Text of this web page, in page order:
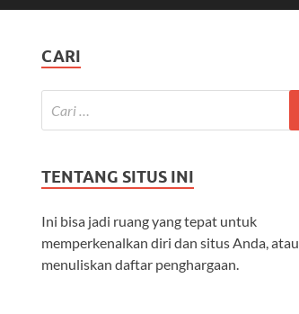
CARI
TENTANG SITUS INI
Ini bisa jadi ruang yang tepat untuk
memperkenalkan diri dan situs Anda, atau
menuliskan daftar penghargaan.